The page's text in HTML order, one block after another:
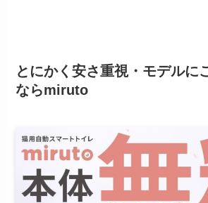
とにかく安さ重視・モデルに
ならmiruto